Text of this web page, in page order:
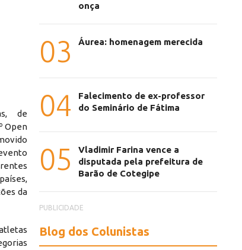
de
Open
da
onça
03 Áurea: homenagem merecida
04
Falecimento de ex-professor
do Seminário de Fátima
05
Vladimir Farina vence a
disputada pela prefeitura de
Barão de Cotegipe
PUBLICIDADE
Blog dos Colunistas